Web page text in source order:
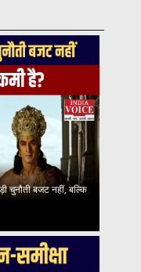
चुनौती बजट नहीं, बल्कि